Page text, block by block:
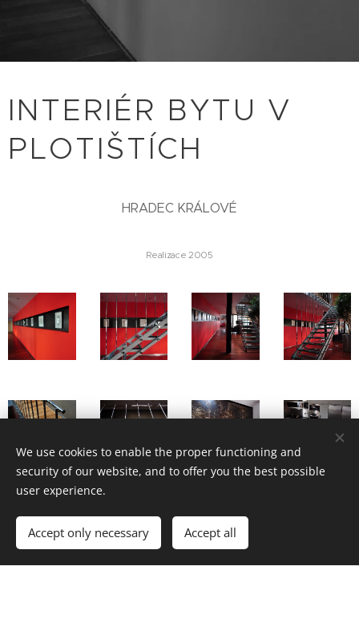
INTERIÉR BYTU V
PLOTIŠTÍCH
HRADEC KRÁLOVÉ
Realizace 2005
OBYTNÉ INTERIÉRY
We use cookies to enable the proper functioning and
security of our website, and to offer you the best possible
user experience.
Accept only necessary Accept all